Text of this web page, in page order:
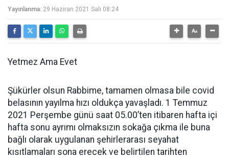
Yayınlanma: 29 Haziran 2021 Salı 08:24
Yetmez Ama Evet
Şükürler olsun Rabbime, tamamen olmasa bile covid
belasının yayılma hızı oldukça yavaşladı. 1 Temmuz
2021 Perşembe günü saat 05.00’ten itibaren hafta içi
hafta sonu ayrımı olmaksızın sokağa çıkma ile buna
bağlı olarak uygulanan şehirlerarası seyahat
kısıtlamaları sona erecek ve belirtilen tarihten